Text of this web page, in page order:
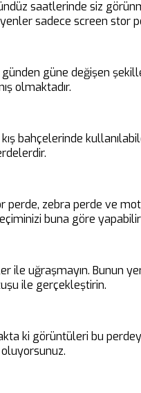
saatlerinde siz
sadece screen stor
günden güne değişen
olmaktadır.
bahçelerinde
zebra perde ve
buna göre
uğraşmayın. Bunun
ile gerçekleştirin.
ki görüntüleri bu